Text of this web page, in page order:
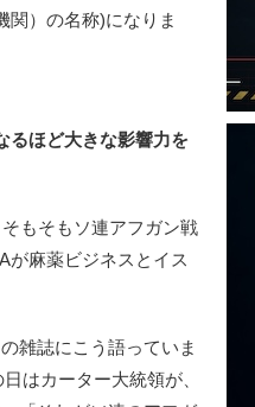
関）の名称)になりま
ほど大きな影響力を
もそもソ連アフガン戦
が麻薬ビジネスとイス
雑誌にこう語っていま
はカーター大統領が、